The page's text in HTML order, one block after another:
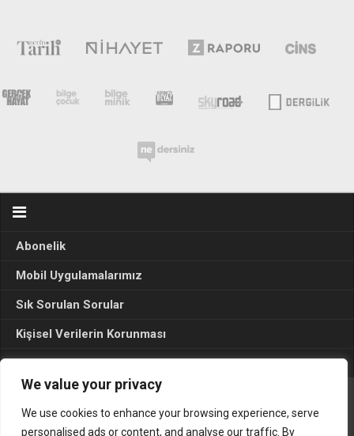
We value your privacy
We use cookies to enhance your browsing experience, serve
personalised ads or content, and analyse our traffic. By
Abonelik
Mobil Uygulamalarımız
Sık Sorulan Sorular
Kişisel Verilerin Korunması
Seçim Sonuçları 2024
Gerçek Hayat © 2015. Her hakkı sakldır.